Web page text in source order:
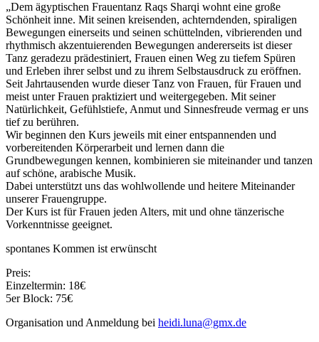
„Dem ägyptischen Frauentanz Raqs Sharqi wohnt eine große
Schönheit inne. Mit seinen kreisenden, achterndenden, spiraligen
Bewegungen einerseits und seinen schüttelnden, vibrierenden und
rhythmisch akzentuierenden Bewegungen andererseits ist dieser
Tanz geradezu prädestiniert, Frauen einen Weg zu tiefem Spüren
und Erleben ihrer selbst und zu ihrem Selbstausdruck zu eröffnen.
Seit Jahrtausenden wurde dieser Tanz von Frauen, für Frauen und
meist unter Frauen praktiziert und weitergegeben. Mit seiner
Natürlichkeit, Gefühlstiefe, Anmut und Sinnesfreude vermag er uns
tief zu berühren.
Wir beginnen den Kurs jeweils mit einer entspannenden und
vorbereitenden Körperarbeit und lernen dann die
Grundbewegungen kennen, kombinieren sie miteinander und tanzen
auf schöne, arabische Musik.
Dabei unterstützt uns das wohlwollende und heitere Miteinander
unserer Frauengruppe.
Der Kurs ist für Frauen jeden Alters, mit und ohne tänzerische
Vorkenntnisse geeignet.
spontanes Kommen ist erwünscht
Preis:
Einzeltermin: 18€
5er Block: 75€
Organisation und Anmeldung bei heidi.luna@gmx.de